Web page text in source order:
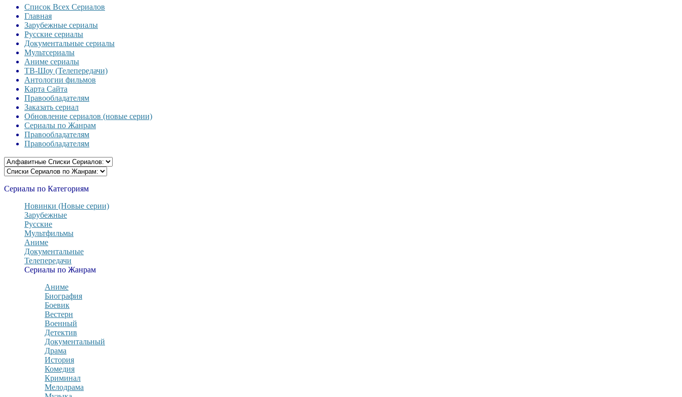
Список Всех Сериалов
Главная
Зарубежные сериалы
Русские сериалы
Документальные сериалы
Мультсериалы
Аниме сериалы
ТВ-Шоу (Телепередачи)
Антологии фильмов
Карта Сайта
Правообладателям
Заказать сериал
Обновление сериалов (новые серии)
Сериалы по Жанрам
Правообладателям
Правообладателям
Сериалы по Категориям
Новинки (Новые серии)
Зарубежные
Русские
Мультфильмы
Аниме
Документальные
Телепередачи
Сериалы по Жанрам
Аниме
Биография
Боевик
Вестерн
Военный
Детектив
Документальный
Драма
История
Комедия
Криминал
Мелодрама